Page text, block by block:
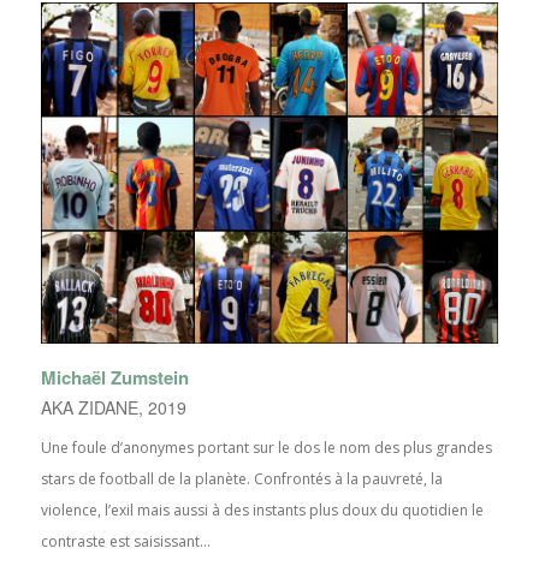
Michaël Zumstein
AKA ZIDANE, 2019
Une foule d’anonymes portant sur le dos le nom des plus grandes
stars de football de la planète. Confrontés à la pauvreté, la
violence, l’exil mais aussi à des instants plus doux du quotidien le
contraste est saisissant...